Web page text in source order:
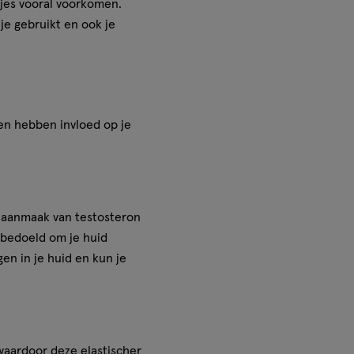
vooral voorkomen.
gebruikt en ook je
hebben invloed op je
van testosteron
om je huid
in je huid en kun je
deze elastischer